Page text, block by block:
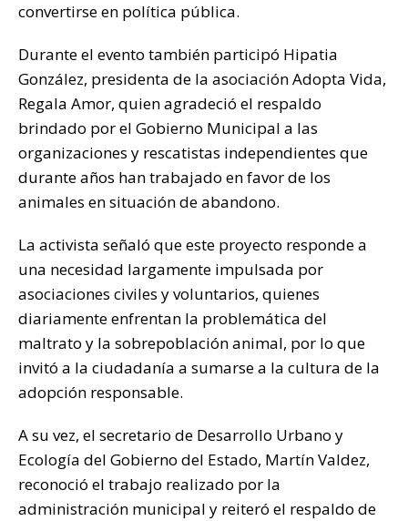
convertirse en política pública.
Durante el evento también participó Hipatia
González, presidenta de la asociación Adopta Vida,
Regala Amor, quien agradeció el respaldo
brindado por el Gobierno Municipal a las
organizaciones y rescatistas independientes que
durante años han trabajado en favor de los
animales en situación de abandono.
La activista señaló que este proyecto responde a
una necesidad largamente impulsada por
asociaciones civiles y voluntarios, quienes
diariamente enfrentan la problemática del
maltrato y la sobrepoblación animal, por lo que
invitó a la ciudadanía a sumarse a la cultura de la
adopción responsable.
A su vez, el secretario de Desarrollo Urbano y
Ecología del Gobierno del Estado, Martín Valdez,
reconoció el trabajo realizado por la
administración municipal y reiteró el respaldo de